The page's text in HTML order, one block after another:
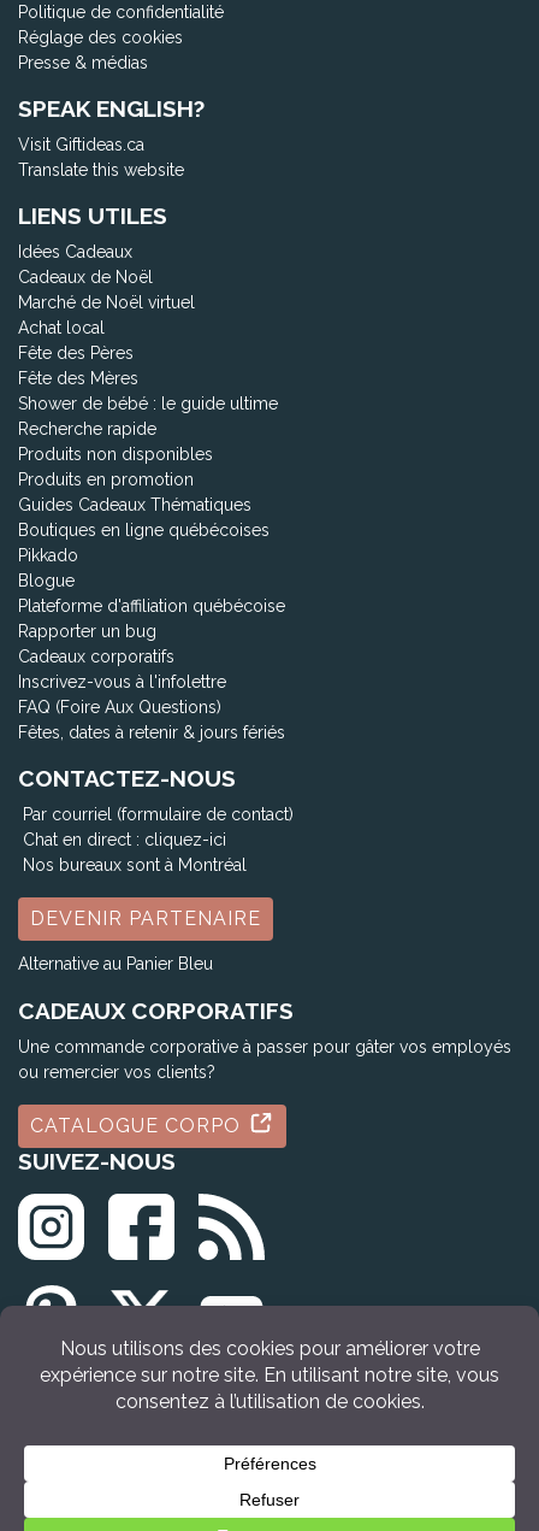
VOIR LE PRODUIT
Politique de confidentialité
Réglage des cookies
Presse & médias
SPEAK ENGLISH?
Visit Giftideas.ca
Translate this website
LIENS UTILES
Idées Cadeaux
Cadeaux de Noël
Marché de Noël virtuel
Achat local
Fête des Pères
Fête des Mères
Shower de bébé : le guide ultime
Recherche rapide
Produits non disponibles
Produits en promotion
Guides Cadeaux Thématiques
Boutiques en ligne québécoises
Pikkado
Blogue
Plateforme d'affiliation québécoise
Rapporter un bug
Cadeaux corporatifs
Inscrivez-vous à l'infolettre
FAQ (Foire Aux Questions)
Fêtes, dates à retenir & jours fériés
CONTACTEZ-NOUS
Par courriel (formulaire de contact)
Chat en direct : cliquez-ici
Nos bureaux sont à Montréal
DEVENIR PARTENAIRE
Alternative au Panier Bleu
CADEAUX CORPORATIFS
Une commande corporative à passer pour gâter vos employés
ou remercier vos clients?
CATALOGUE CORPO
SUIVEZ-NOUS
© Tous droits réservés Idée Cadeau Québec (2009 - 2026)